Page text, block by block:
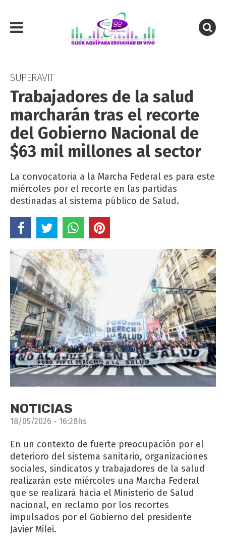
SUPERAVIT
Trabajadores de la salud
marcharán tras el recorte
del Gobierno Nacional de
$63 mil millones al sector
La convocatoria a la Marcha Federal es para este
miércoles por el recorte en las partidas
destinadas al sistema público de Salud.
NOTICIAS
18/05/2026 - 16:28hs
En un contexto de fuerte preocupación por el
deterioro del sistema sanitario, organizaciones
sociales, sindicatos y trabajadores de la salud
realizarán este miércoles una Marcha Federal
que se realizará hacia el Ministerio de Salud
nacional, en reclamo por los recortes
impulsados por el Gobierno del presidente
Javier Milei.